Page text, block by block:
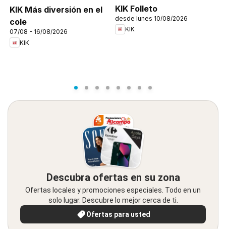
KIK Más diversión en el
cole
07/08 - 16/08/2026
KIK
KIK Folleto
desde lunes 10/08/2026
KIK
Descubra ofertas en su zona
Ofertas locales y promociones especiales. Todo en un
solo lugar. Descubre lo mejor cerca de ti.
Ofertas para usted